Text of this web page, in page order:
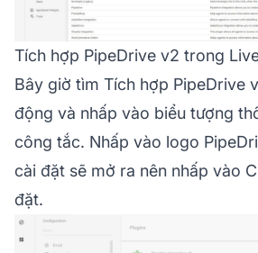
Tích hợp PipeDrive v2 trong
Bây giờ tìm Tích hợp PipeDrive
động và nhấp vào biểu tượng
công tắc. Nhấp vào logo
cài đặt sẽ mở ra nên nhấp vào
đặt.